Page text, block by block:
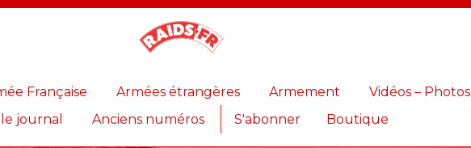
Française Armées étrangères Armement
Vidéos – Photos
journal
Anciens numéros S'abonner Boutique